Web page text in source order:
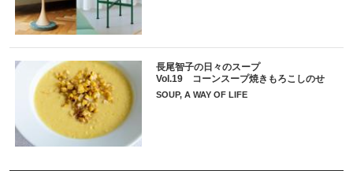
長尾智子の日々のスープ
Vol.19 コーンスープ焼きもろこしのせ
SOUP, A WAY OF LIFE